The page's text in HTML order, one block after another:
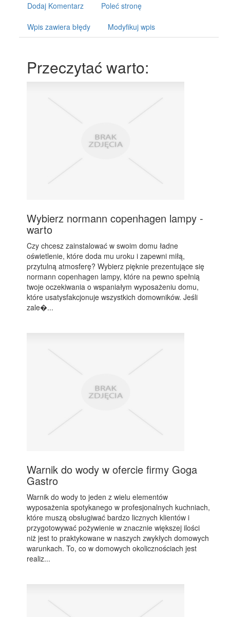
Dodaj Komentarz Poleć stronę
Wpis zawiera błędy Modyfikuj wpis
Przeczytać warto:
Wybierz normann copenhagen lampy -
warto
Czy chcesz zainstalować w swoim domu ładne
oświetlenie, które doda mu uroku i zapewni miłą,
przytulną atmosferę? Wybierz pięknie prezentujące się
normann copenhagen lampy, które na pewno spełnią
twoje oczekiwania o wspaniałym wyposażeniu domu,
które usatysfakcjonuje wszystkich domowników. Jeśli
zale�...
Warnik do wody w ofercie firmy Goga
Gastro
Warnik do wody to jeden z wielu elementów
wyposażenia spotykanego w profesjonalnych kuchniach,
które muszą obsługiwać bardzo licznych klientów i
przygotowywać pożywienie w znacznie większej ilości
niż jest to praktykowane w naszych zwykłych domowych
warunkach. To, co w domowych okolicznościach jest
realiz...